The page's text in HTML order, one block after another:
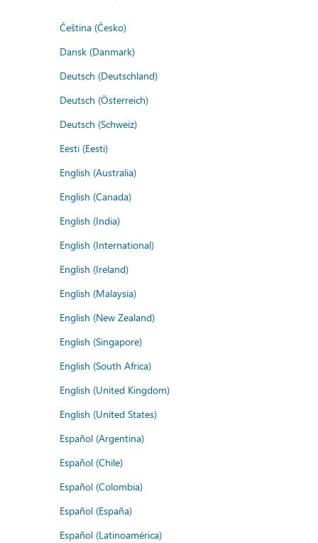
Čeština (Česko)
Dansk (Danmark)
Deutsch (Deutschland)
Deutsch (Österreich)
Deutsch (Schweiz)
Eesti (Eesti)
English (Australia)
English (Canada)
English (India)
English (International)
English (Ireland)
English (Malaysia)
English (New Zealand)
English (Singapore)
English (South Africa)
English (United Kingdom)
English (United States)
Español (Argentina)
Español (Chile)
Español (Colombia)
Español (España)
Español (Latinoamérica)